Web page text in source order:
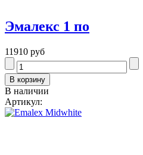
Эмалекс 1 по
11910 руб
В наличии
Артикул: